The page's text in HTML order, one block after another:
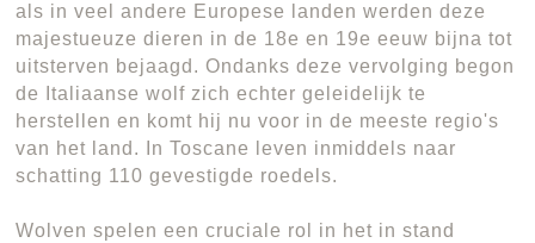
als in veel andere Europese landen werden deze
majestueuze dieren in de 18e en 19e eeuw bijna tot
uitsterven bejaagd. Ondanks deze vervolging begon
de Italiaanse wolf zich echter geleidelijk te
herstellen en komt hij nu voor in de meeste regio's
van het land. In Toscane leven inmiddels naar
schatting 110 gevestigde roedels.
Wolven spelen een cruciale rol in het in stand